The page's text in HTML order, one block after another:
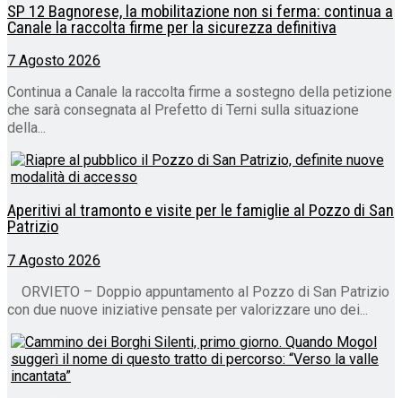
SP 12 Bagnorese, la mobilitazione non si ferma: continua a
Canale la raccolta firme per la sicurezza definitiva
7 Agosto 2026
Continua a Canale la raccolta firme a sostegno della petizione
che sarà consegnata al Prefetto di Terni sulla situazione
della...
Aperitivi al tramonto e visite per le famiglie al Pozzo di San
Patrizio
7 Agosto 2026
ORVIETO – Doppio appuntamento al Pozzo di San Patrizio
con due nuove iniziative pensate per valorizzare uno dei...